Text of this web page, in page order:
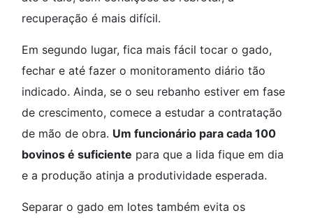
recuperação é mais difícil.
Em segundo lugar, fica mais fácil tocar o gado,
fechar e até fazer o monitoramento diário tão
indicado. Ainda, se o seu rebanho estiver em fase
de crescimento, comece a estudar a contratação
de mão de obra. Um funcionário para cada 100
bovinos é suficiente para que a lida fique em dia
e a produção atinja a produtividade esperada.
Separar o gado em lotes também evita os